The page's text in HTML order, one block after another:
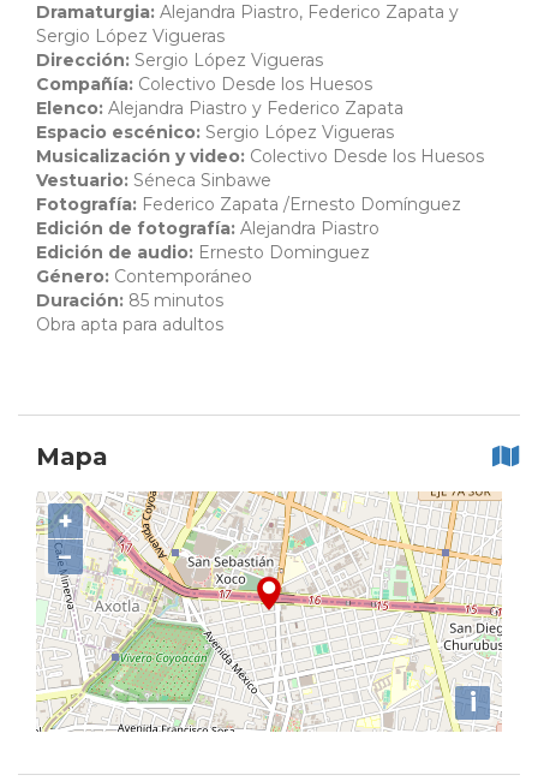
Dramaturgia: Alejandra Piastro, Federico Zapata y
Sergio López Vigueras
Dirección: Sergio López Vigueras
Compañía: Colectivo Desde los Huesos
Elenco: Alejandra Piastro y Federico Zapata
Espacio escénico: Sergio López Vigueras
Musicalización y video: Colectivo Desde los Huesos
Vestuario: Séneca Sinbawe
Fotografía: Federico Zapata /Ernesto Domínguez
Edición de fotografía: Alejandra Piastro
Edición de audio: Ernesto Dominguez
Género: Contemporáneo
Duración: 85 minutos
Obra apta para adultos
Mapa
+
−
i